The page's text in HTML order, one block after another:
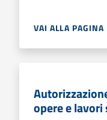
VAI ALLA PAGINA
opere e